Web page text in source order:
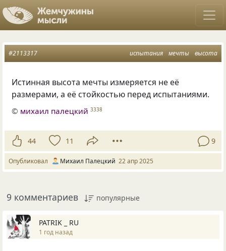
испытания мечты высота
#2113317
Истинная высота мечты измеряется не её
размерами, а её стойкостью перед испытаниями.
© михаил палецкий 3338
44 11 9
Опубликовал Михаил Палецкий 22 апр 2025
9 комментариев популярные
PATRIK _ RU
1 год назад